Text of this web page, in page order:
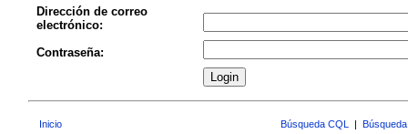
Dirección de correo
electrónico:
Contraseña:
Inicio Búsqueda CQL |